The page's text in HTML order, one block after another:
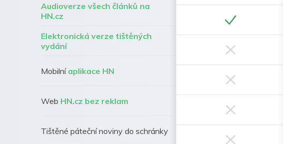
Audioverze všech článků na
HN.cz
Elektronická verze tištěných
vydání
Mobilní aplikace HN
Web HN.cz bez reklam
Tištěné páteční noviny do schránky